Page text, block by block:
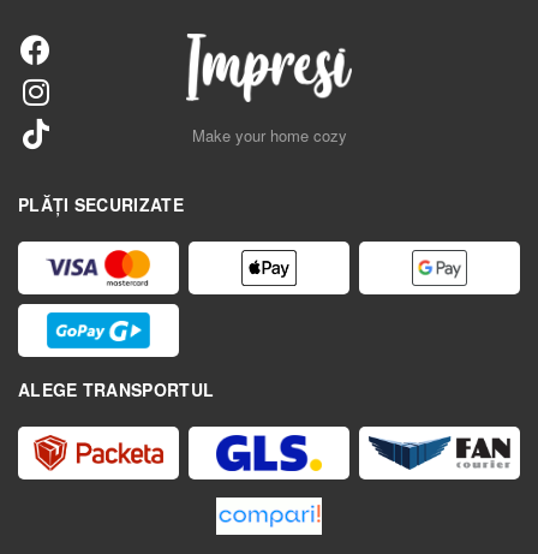
Make your home cozy
PLĂȚI SECURIZATE
ALEGE TRANSPORTUL